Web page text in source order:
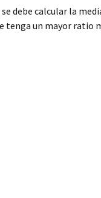
debe calcular la
tenga un mayor ratio